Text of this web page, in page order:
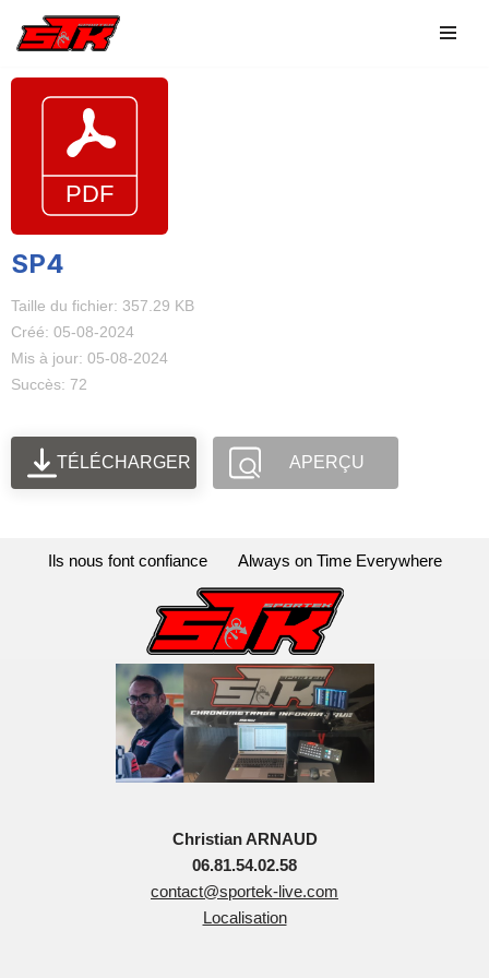
contenu
SP4
Taille du fichier: 357.29 KB
Créé: 05-08-2024
Mis à jour: 05-08-2024
Succès: 72
TÉLÉCHARGER APERÇU
Ils nous font confiance Always on Time Everywhere
Christian ARNAUD
06.81.54.02.58
contact@sportek-live.com
Localisation